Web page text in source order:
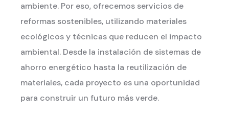
ambiente. Por eso, ofrecemos servicios de
reformas sostenibles, utilizando materiales
ecológicos y técnicas que reducen el impacto
ambiental. Desde la instalación de sistemas de
ahorro energético hasta la reutilización de
materiales, cada proyecto es una oportunidad
para construir un futuro más verde.